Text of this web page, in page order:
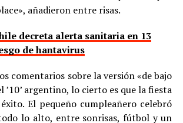
añadieron entre risas.
decreta alerta sanitaria en 13
de hantavirus
comentarios sobre la versión «de bajo
’10’ argentino, lo cierto es que la fiesta
El pequeño cumpleañero celebró
lo alto, entre sonrisas, fútbol y un